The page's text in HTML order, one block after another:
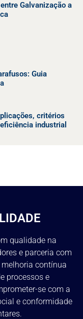
Galvanização a
Guia
critérios
industrial
qualidade na
e parceria com
contínua
processos e
se com a
e conformidade